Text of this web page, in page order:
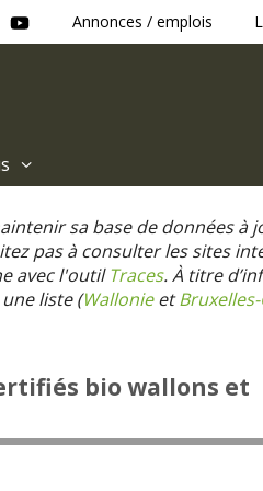
Annonces / emplois
sa base de données à
pas à consulter les sites
avec l'outilTraces. À titre
liste (Wallonieet
bio wallons et